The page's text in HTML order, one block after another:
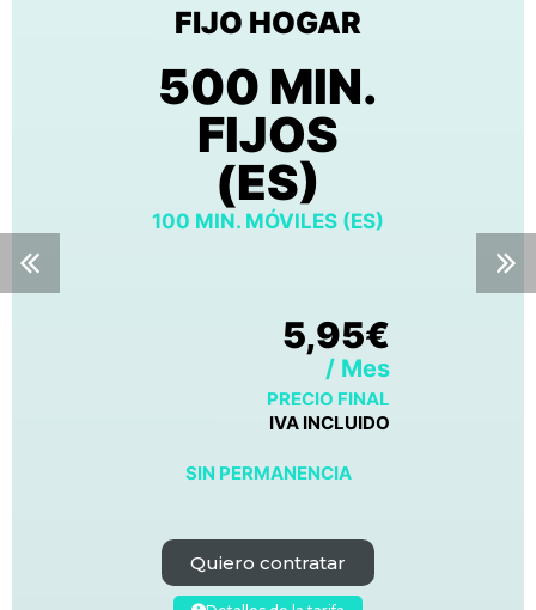
FIJO HOGAR
500 MIN.
FIJOS
(ES)
100 MIN. MÓVILES (ES)
5,95€
/ Mes
PRECIO FINAL
IVA INCLUIDO
SIN PERMANENCIA
Quiero contratar